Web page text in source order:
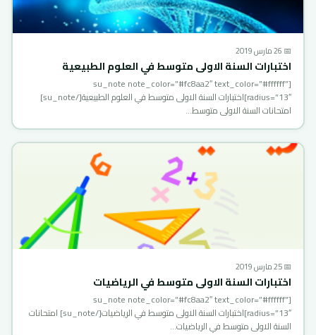
📅 26 مارس 2019
اختبارات السنة الاولى متوسط في العلوم الطبيعية
[su_note note_color=”#fc8aa2″ text_color=”#ffffff”
radius=”13″]اختبارات السنة الاولى متوسط في العلوم الطبيعية[/su_note]
امتحانات السنة الاولى متوسط…
📅 25 مارس 2019
اختبارات السنة الاولى متوسط في الرياضيات
[su_note note_color=”#fc8aa2″ text_color=”#ffffff”
radius=”13″]اختبارات السنة الاولى متوسط في الرياضيات[/su_note] امتحانات
السنة الاولى متوسط في الرياضيات…